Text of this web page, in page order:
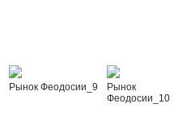
Рынок Феодосии_9
Рынок
Феодосии_10